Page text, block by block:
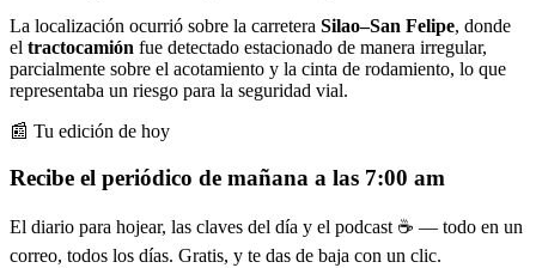
La localización ocurrió sobre la carretera Silao–San Felipe, donde
el tractocamión fue detectado estacionado de manera irregular,
parcialmente sobre el acotamiento y la cinta de rodamiento, lo que
representaba un riesgo para la seguridad vial.
📰 Tu edición de hoy
Recibe el periódico de mañana a las 7:00 am
El diario para hojear, las claves del día y el podcast ☕ — todo en un
correo, todos los días. Gratis, y te das de baja con un clic.